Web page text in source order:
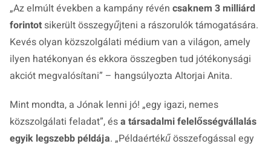
„Az elmúlt években a kampány révén csaknem 3 milliárd
forintot sikerült összegyűjteni a rászorulók támogatására.
Kevés olyan közszolgálati médium van a világon, amely
ilyen hatékonyan és ekkora összegben tud jótékonysági
akciót megvalósítani” – hangsúlyozta Altorjai Anita.
Mint mondta, a Jónak lenni jó! „egy igazi, nemes
közszolgálati feladat”,ésa társadalmi felelősségvállalás
egyik legszebb példája. „Példaértékű összefogással egy